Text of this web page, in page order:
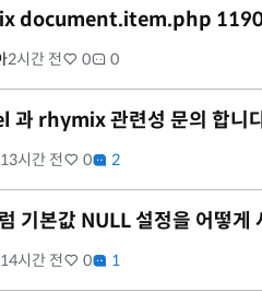
document.item.php
2시간 전 0 0
과 rhymix 관련성 문의 합니
13시간 전 0 2
기본값 NULL 설정을 어떻게
14시간 전 0 1